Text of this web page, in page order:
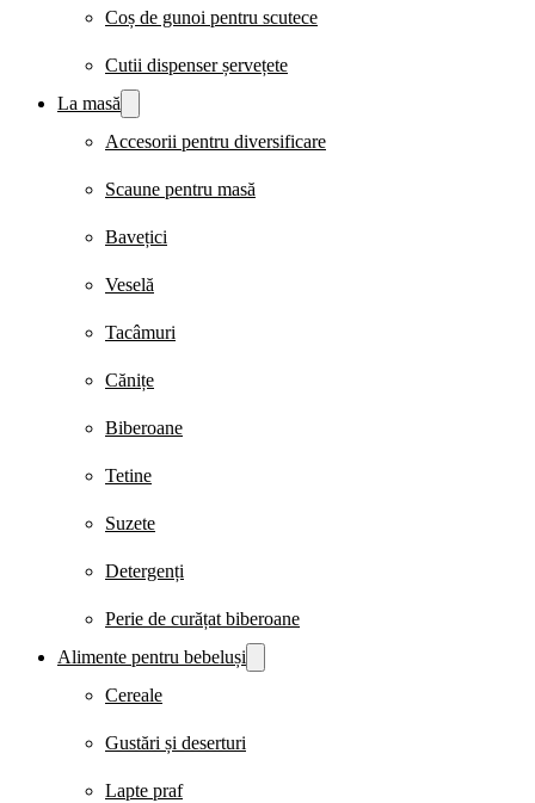
Coș de gunoi pentru scutece
Cutii dispenser șervețete
La masă
Accesorii pentru diversificare
Scaune pentru masă
Bavețici
Veselă
Tacâmuri
Cănițe
Biberoane
Tetine
Suzete
Detergenți
Perie de curățat biberoane
Alimente pentru bebeluși
Cereale
Gustări și deserturi
Lapte praf